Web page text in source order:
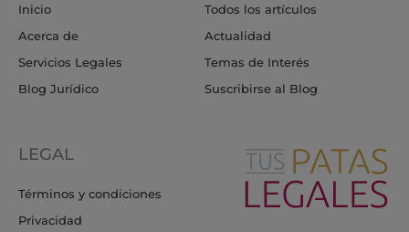
Inicio
Acerca de
Servicios Legales
Blog Jurídico
Todos los artículos
Actualidad
Temas de Interés
Suscribirse al Blog
LEGAL
Términos y condiciones
Privacidad